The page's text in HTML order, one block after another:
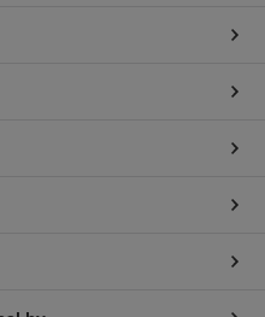
самоклейку от
аккуратно,
по указанному номеру